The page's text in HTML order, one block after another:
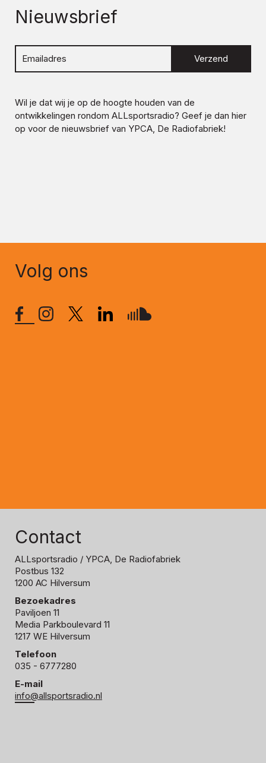
Nieuwsbrief
Verzend
Wil je dat wij je op de hoogte houden van de
ontwikkelingen rondom ALLsportsradio? Geef je dan hier
op voor de nieuwsbrief van YPCA, De Radiofabriek!
Volg ons
Contact
ALLsportsradio / YPCA, De Radiofabriek
Postbus 132
1200 AC Hilversum
Bezoekadres
Paviljoen 11
Media Parkboulevard 11
1217 WE Hilversum
Telefoon
035 - 6777280
E-mail
info@allsportsradio.nl